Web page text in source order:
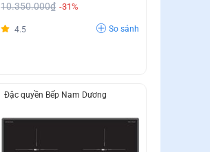
10.350.000₫ -31%
4.5 So sánh
Đặc quyền Bếp Nam Dương